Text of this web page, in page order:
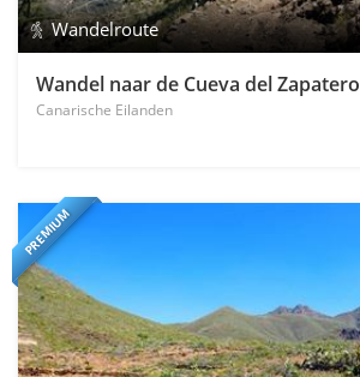
Wandelroute
Wandel naar de Cueva del Zapatero
Canarische Eilanden
PREMIUM